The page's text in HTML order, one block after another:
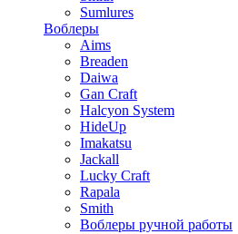
Sumlures
Воблеры
Aims
Breaden
Daiwa
Gan Craft
Halcyon System
HideUp
Imakatsu
Jackall
Lucky Craft
Rapala
Smith
Воблеры ручной работы